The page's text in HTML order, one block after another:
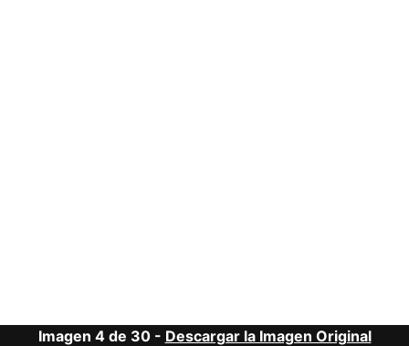
Imagen 4 de 30 - Descargar la Imagen Original